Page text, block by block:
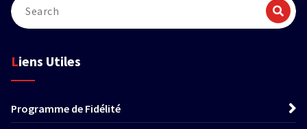
Liens Utiles
Programme de Fidélité